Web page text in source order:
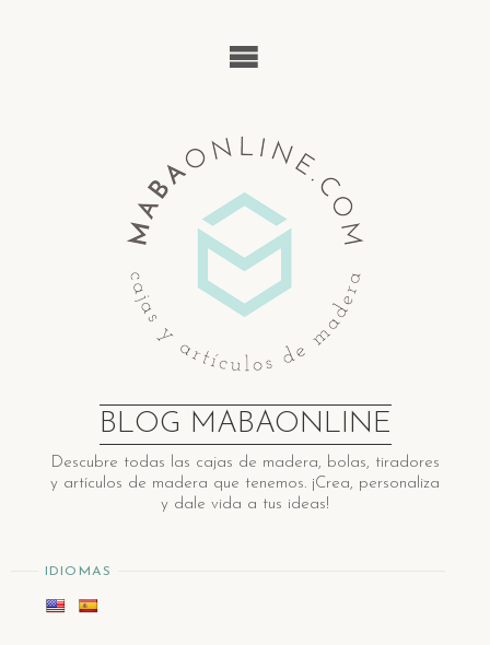
BLOG MABAONLINE
Descubre ​t​odas las cajas de madera​, bolas, tiradores
y artículos de madera ​q​ue tenemos. ¡Crea, personaliza
y dale vida a tus ideas!
IDIOMAS